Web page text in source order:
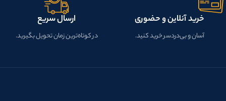
خرید آنلاین و حضوری
آسان و بی‌دردسر خرید کنید.
ارسال سریع
در کوتاه‌ترین زمان تحویل بگیرید.